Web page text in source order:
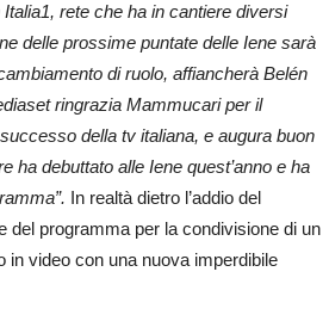
rete che ha in cantiere diversi
delle prossime puntate delle Iene sarà
di ruolo, affiancherà Belén
ringrazia Mammucari per il
della tv italiana, e augura buon
ha debuttato alle Iene quest’anno e ha
In realtà dietro l’addio del
del programma per la condivisione di un
in video con una nuova imperdibile